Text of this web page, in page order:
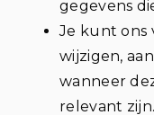
gegevens
Je kunt ons
wijzigen,
wanneer
relevant zijn.